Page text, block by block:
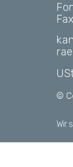
Fax
©
Wir